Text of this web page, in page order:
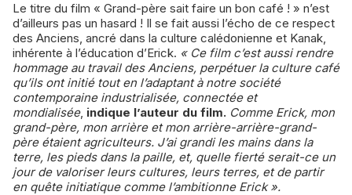
Le titre du film « Grand-père sait faire un bon café ! » n’est
d’ailleurs pas un hasard ! Il se fait aussi l’écho de ce respect
des Anciens, ancré dans la culture calédonienne et Kanak,
inhérente à l’éducation d’Erick. « Ce film c’est aussi rendre
hommage au travail des Anciens, perpétuer la culture café
qu’ils ont initié tout en l’adaptant à notre société
contemporaine industrialisée, connectée et
mondialisée, indique l’auteur du film. Comme Erick, mon
grand-père, mon arrière et mon arrière-arrière-grand-
père étaient agriculteurs. J’ai grandi les mains dans la
terre, les pieds dans la paille, et, quelle fierté serait-ce un
jour de valoriser leurs cultures, leurs terres, et de partir
en quête initiatique comme l’ambitionne Erick ».